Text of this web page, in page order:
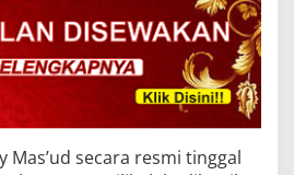
Mas’ud secara resmi tinggal